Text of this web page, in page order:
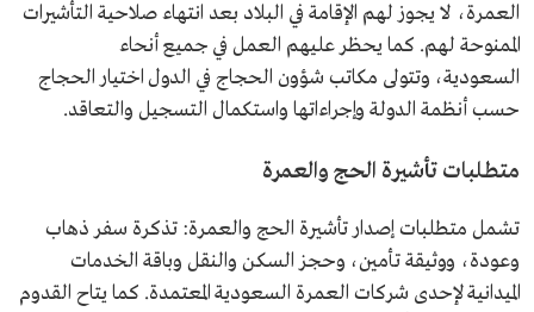
العمرة، لا يجوز لهم الإقامة في البلاد بعد انتهاء صلاحية التأشيرات
الممنوحة لهم. كما يحظر عليهم العمل في جميع أنحاء
السعودية، وتتولى مكاتب شؤون الحجاج في الدول اختيار الحجاج
حسب أنظمة الدولة وإجراءاتها واستكمال التسجيل والتعاقد.
متطلبات تأشيرة الحج والعمرة
تشمل متطلبات إصدار تأشيرة الحج والعمرة: تذكرة سفر ذهاب
وعودة، ووثيقة تأمين، وحجز السكن والنقل وباقة الخدمات
الميدانية لإحدى شركات العمرة السعودية المعتمدة. كما يتاح القدوم